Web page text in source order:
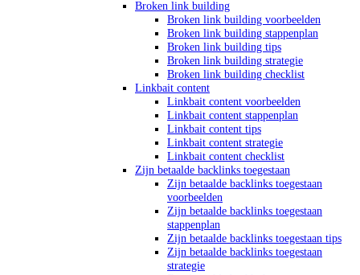
Broken link building
Broken link building voorbeelden
Broken link building stappenplan
Broken link building tips
Broken link building strategie
Broken link building checklist
Linkbait content
Linkbait content voorbeelden
Linkbait content stappenplan
Linkbait content tips
Linkbait content strategie
Linkbait content checklist
Zijn betaalde backlinks toegestaan
Zijn betaalde backlinks toegestaan
voorbeelden
Zijn betaalde backlinks toegestaan
stappenplan
Zijn betaalde backlinks toegestaan tips
Zijn betaalde backlinks toegestaan
strategie